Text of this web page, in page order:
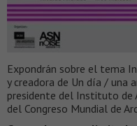
Expondrán sobre el tema
y creadora de Un día / una
presidente del Instituto de
del Congreso Mundial de